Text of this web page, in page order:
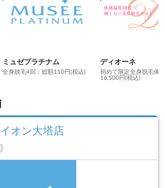
ミュゼプラチナム
全身脱毛4回：総額110円(税込)
ディオーネ
初めて限定全身脱毛体
16,500円(税込)
オン大塔店